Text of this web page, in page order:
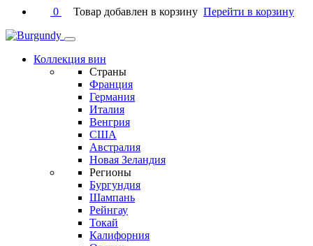
0
Товар добавлен в корзину Перейти в корзину
Коллекция вин
Страны
Франция
Германия
Италия
Венгрия
США
Австралия
Новая Зеландия
Регионы
Бургундия
Шампань
Рейнгау
Токай
Калифорния